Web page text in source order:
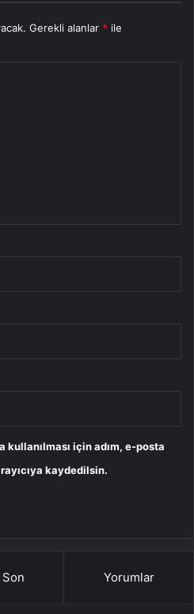
Gerekli alanlar * ile
kullanılması için adım, e-posta
kaydedilsin.
Son Yorumlar